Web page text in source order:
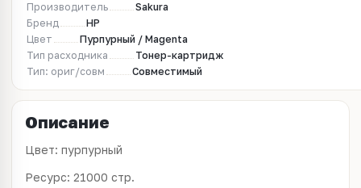
Производитель
Sakura
Бренд
HP
Цвет
Пурпурный / Magenta
Тип расходника
Тонер-картридж
Тип: ориг/совм
Совместимый
Описание
Цвет: пурпурный
Ресурс: 21000 стр.